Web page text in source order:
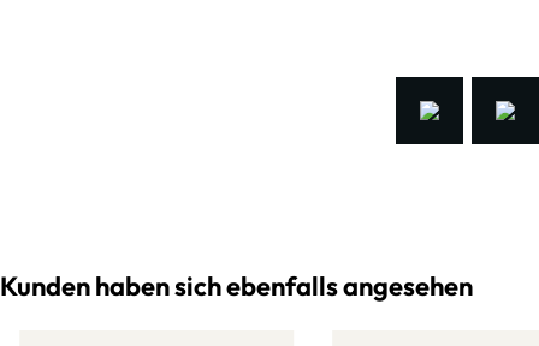
Kunden haben sich ebenfalls angesehen